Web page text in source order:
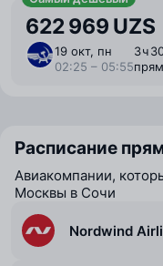
622 969 UZS
19 окт, пн
02:25 – 05:55
3 ⁠ч
Расписание
Авиакомпании,
Москвы в Сочи
Nordwind